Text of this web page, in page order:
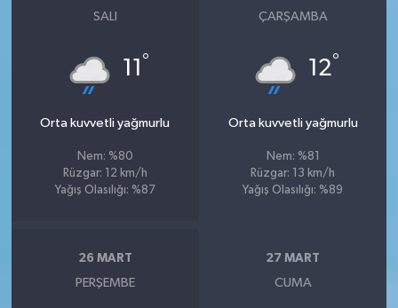
SALI
11 °
Orta kuvvetli yağmurlu
Nem: %80
Rüzgar: 12 km/h
Yağış Olasılığı: %87
ÇARŞAMBA
12°
Orta kuvvetli yağmurlu
Nem: %81
Rüzgar: 13 km/h
Yağış Olasılığı: %89
26 MART
PERŞEMBE
27 MART
CUMA